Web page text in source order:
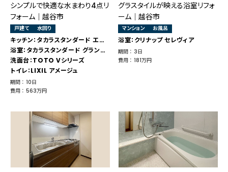
シンプルで快適な水まわり4点リ
フォーム｜越谷市
戸建て 水回り
キッチン：タカラスタンダード エーデル
浴室：タカラスタンダード グランスパ
洗面台：TOTO Vシリーズ
トイレ：LIXIL アメージュ
期間 ： 10日
費用 ： 563万円
グラスタイルが映える浴室リフォ
ーム│越谷市
マンション お風呂
浴室：クリナップ セレヴィア
期間 ： 3日
費用 ： 181万円